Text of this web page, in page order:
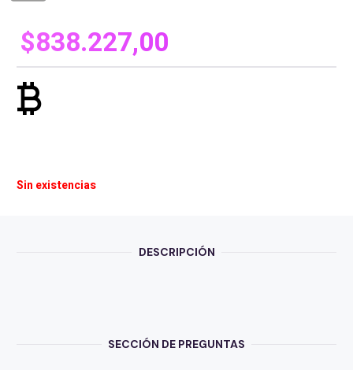
$838.227,00
currency_bitcoin
Sin existencias
DESCRIPCIÓN
SECCIÓN DE PREGUNTAS